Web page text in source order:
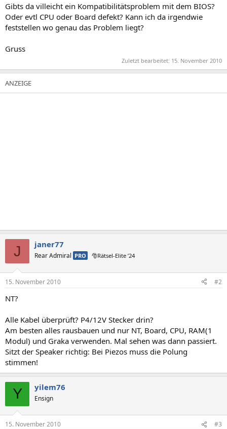
Gibts da villeicht ein Kompatibilitätsproblem mit dem BIOS?
Oder evtl CPU oder Board defekt? Kann ich da irgendwie
feststellen wo genau das Problem liegt?
Gruss
Zuletzt bearbeitet: 15. November 2010
J janer77
Rear Admiral PRO 🎅Rätsel-Elite ’24
15. November 2010 #2
NT?
Alle Kabel überprüft? P4/12V Stecker drin?
Am besten alles rausbauen und nur NT, Board, CPU, RAM(1
Modul) und Graka verwenden. Mal sehen was dann passiert.
Sitzt der Speaker richtig: Bei Piezos muss die Polung
stimmen!
Y yilem76
Ensign
15. November 2010 #3